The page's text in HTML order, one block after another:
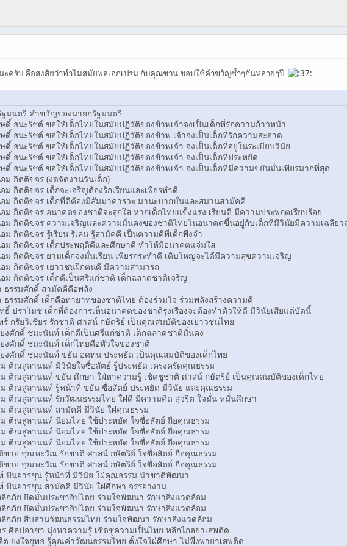
ะครับ คือสงสัยว่าทำไมสมัยพลเอกเปรม กับคุณชวน ชอบใช้คำขวัญซ้ำๆกันหลายๆปี
มนตรี คำขวัญของนายกรัฐมนตรี
ดิ์ ธนะรัชต์ ขอให้เด็กไทยในสมัยปฏิวัติของข้าพเจ้าจงเป็นเด็กที่รักความก้าวหน้า
ดิ์ ธนะรัชต์ ขอให้เด็กไทยในสมัยปฏิวัติของข้าพ เจ้าจงเป็นเด็กที่รักความสะอาด
ดิ์ ธนะรัชต์ ขอให้เด็กไทยในสมัยปฏิวัติของข้าพเจ้า จงเป็นเด็กที่อยู่ในระเบียบวินัย
ดิ์ ธนะรัชต์ ขอให้เด็กไทยในสมัยปฏิวัติของข้าพเจ้า จงเป็นเด็กที่ประหยัด
ดิ์ ธนะรัชต์ ขอให้เด็กไทยในสมัยปฏิวัติของข้าพเจ้า จงเป็นเด็กที่มีความขยันมั่นเพียรมากที่สุด
ม กิตติขจร (งดจัดงานวันเด็ก)
กิตติขจร เด็กจะเจริญต้องรักเรียนและเพียรทำดี
ม กิตติขจร เด็กที่ดีต้องมีสัมมาคารวะ มานะบากบั่นและสมานสามัคคี
ม กิตติขจร อนาคตของชาติจะสุกใส หากเด็กไทยแข็งแรง เรียนดี มีความประพฤตเรียบร้อย
ม กิตติขจร ความเจริญและความมั่นคงของชาติไทยในอนาคตขึ้นอยู่กับเด็กที่มีวินัยมีความเฉลียว
ม กิตติขจร รู้เรียน รู้เล่น รู้สามัคคี เป็นความดีที่เด็กพึงจำ
ม กิตติขจร เด็กประพฤติดีและศึกษาดี ทำให้มีอนาคตแจ่มใส
ม กิตติขจร ยามเด็กจงมั่นเรียน เพียรกระทำดี เติบใหญ่จะได้มีความสุขความเจริญ
ม กิตติขจร เยาวชนฝึกตนดี มีความสามารถ
ม กิตติขจร เด็กดีเป็นศรีแก่ชาติ เด็กฉลาดชาติเจริญ
รรมศักดิ์ สามัคคีคือพลัง
รรมศักดิ์ เด็กคือทายาทของชาติไทย ต้องร่วมใจ ร่วมพลังสร้างความดี
ธิ์ ปราโมช เด็กที่ต้องการเห็นอนาคตของชาติรุ่งเรืองจะต้องทำตัวให้ดี มีวินัยเสียแต่บัดนี้
กรัยวิเชียร รักชาติ ศาสน์ กษัตริย์ เป็นคุณสมบัติของเยาวชนไทย
ยงศักดิ์ ชมะนันท์ เด็กดีเป็นศรีแก่ชาติ เด็กฉลาดชาติมั่นคง
ยงศักดิ์ ชมะนันท์ เด็กไทยคือหัวใจของชาติ
ยงศักดิ์ ชมะนันท์ ขยัน อดทน ประหยัด เป็นคุณสมบัติของเด็กไทย
ม ติณสูลานนท์ มีวินัยใจซื่อสัตย์ รู้ประหยัด เคร่งครัดคุณธรรม
ม ติณสูลานนท์ ขยัน ศึกษา ใฝ่หาความรู้ เชิดชูชาติ ศาสน์ กษัตริย์ เป็นคุณสมบัติของเด็กไทย
ม ติณสูลานนท์ รู้หน้าที่ ขยัน ซื่อสัตย์ ประหยัด มีวินัย และคุณธรรม
ม ติณสูลานนท์ รักวัฒนธรรมไทย ใฝ่ดี มีความคิด สุจริต ใจมั่น หมั่นศึกษา
ม ติณสูลานนท์ สามัคคี มีวินัย ใฝ่คุณธรรม
ม ติณสูลานนท์ นิยมไทย ใช้ประหยัด ใจซื่อสัตย์ ถือคุณธรรม
ม ติณสูลานนท์ นิยมไทย ใช้ประหยัด ใจซื่อสัตย์ ถือคุณธรรม
ม ติณสูลานนท์ นิยมไทย ใช้ประหยัด ใจซื่อสัตย์ ถือคุณธรรม
ชาย ชุณหะวัณ รักชาติ ศาสน์ กษัตริย์ ใจซื่อสัตย์ ถือคุณธรรม
ชาย ชุณหะวัณ รักชาติ ศาสน์ กษัตริย์ ใจซื่อสัตย์ ถือคุณธรรม
ปันยารชุน รู้หน้าที่ มีวินัย ใฝ่คุณธรรม นำชาติพัฒนา
ปันยารชุน สามัคคี มีวินัย ใฝ่ศึกษา จรรยางาม
กภัย ยึดมั่นประชาธิปไตย ร่วมใจพัฒนา รักษาสิ่งแวดล้อม
กภัย ยึดมั่นประชาธิปไตย ร่วมใจพัฒนา รักษาสิ่งแวดล้อม
กภัย สืบสานวัฒนธรรมไทย ร่วมใจพัฒนา รักษาสิ่งแวดล้อม
ศิลปอาชา มุ่งหาความรู้ เชิดชูความเป็นไทย หลีกไกลยาเสพติด
ต ยงใจยุทธ รู้คุณค่าวัฒนธรรมไทย ตั้งใจใฝ่ศึกษา ไม่พึ่งพายาเสพติด